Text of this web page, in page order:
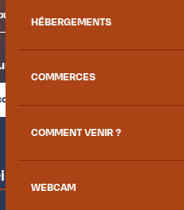
HÉBERGEMENTS
COMMERCES
COMMENT VENIR ?
WEBCAM
conseil ?
des locaux